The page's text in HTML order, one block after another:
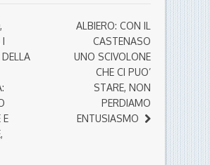
I
E
ALBIERO: CON IL
CASTENASO
UNO SCIVOLONE
CHE CI PUO’
STARE, NON
PERDIAMO
ENTUSIASMO